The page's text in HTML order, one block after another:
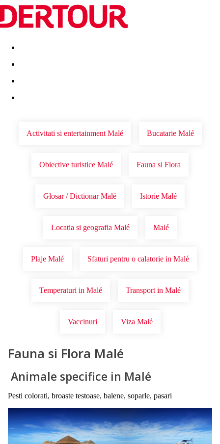
Destinatii Vacanta perfecta OFERTE DE NERATAT
Activitati si entertainment Malé Bucatarie Malé
Obiective turistice Malé Fauna si Flora
Glosar / Dictionar Malé Istorie Malé
Locatia si geografia Malé Malé
Plaje Malé Sfaturi pentru o calatorie in Malé
Temperaturi in Malé Transport in Malé
Vaccinuri Viza Malé
Fauna si Flora Malé
Animale specifice in Malé
Pesti colorati, broaste testoase, balene, soparle, pasari